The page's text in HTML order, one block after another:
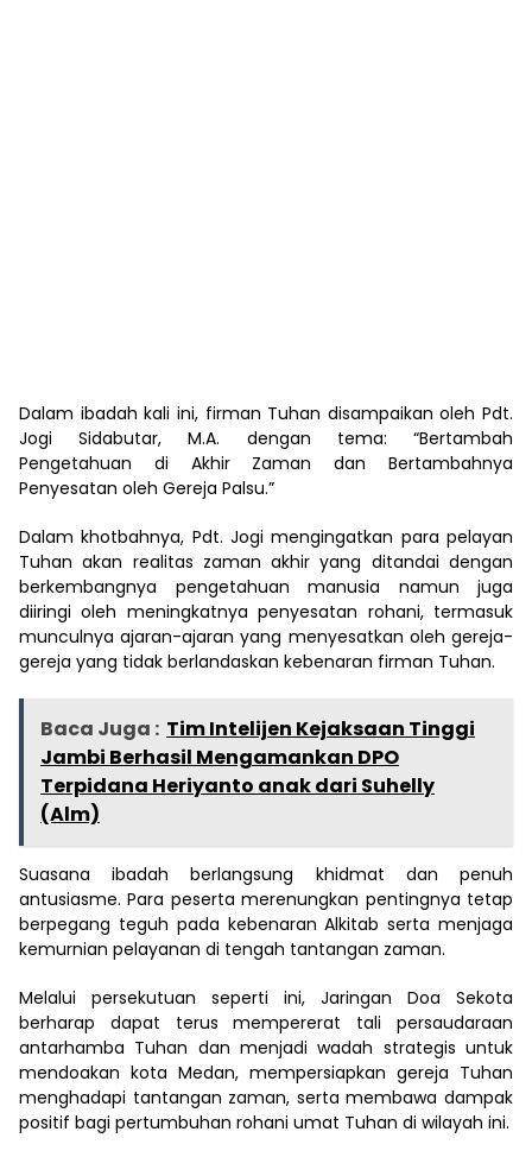
Dalam ibadah kali ini, firman Tuhan disampaikan oleh Pdt.
Jogi Sidabutar, M.A. dengan tema: “Bertambah
Pengetahuan di Akhir Zaman dan Bertambahnya
Penyesatan oleh Gereja Palsu.”
Dalam khotbahnya, Pdt. Jogi mengingatkan para pelayan
Tuhan akan realitas zaman akhir yang ditandai dengan
berkembangnya pengetahuan manusia namun juga
diiringi oleh meningkatnya penyesatan rohani, termasuk
munculnya ajaran-ajaran yang menyesatkan oleh gereja-
gereja yang tidak berlandaskan kebenaran firman Tuhan.
Baca Juga : Tim Intelijen Kejaksaan Tinggi
Jambi Berhasil Mengamankan DPO
Terpidana Heriyanto anak dari Suhelly
(Alm)
Suasana ibadah berlangsung khidmat dan penuh
antusiasme. Para peserta merenungkan pentingnya tetap
berpegang teguh pada kebenaran Alkitab serta menjaga
kemurnian pelayanan di tengah tantangan zaman.
Melalui persekutuan seperti ini, Jaringan Doa Sekota
berharap dapat terus mempererat tali persaudaraan
antarhamba Tuhan dan menjadi wadah strategis untuk
mendoakan kota Medan, mempersiapkan gereja Tuhan
menghadapi tantangan zaman, serta membawa dampak
positif bagi pertumbuhan rohani umat Tuhan di wilayah ini.